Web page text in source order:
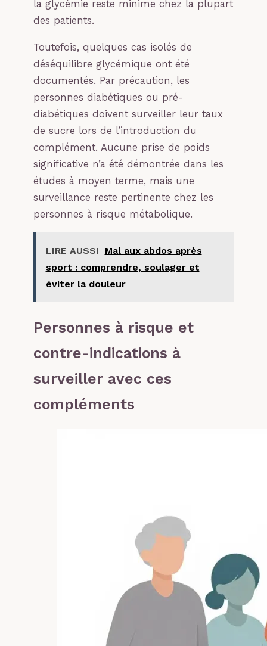
la glycémie reste minime chez la plupart
des patients.
Toutefois, quelques cas isolés de
déséquilibre glycémique ont été
documentés. Par précaution, les
personnes diabétiques ou pré-
diabétiques doivent surveiller leur taux
de sucre lors de l’introduction du
complément. Aucune prise de poids
significative n’a été démontrée dans les
études à moyen terme, mais une
surveillance reste pertinente chez les
personnes à risque métabolique.
LIRE AUSSI
Mal aux abdos après
sport : comprendre, soulager et
éviter la douleur
Personnes à risque et
contre-indications à
surveiller avec ces
compléments